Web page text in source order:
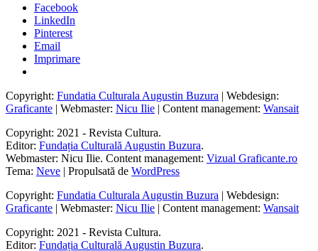
Facebook
LinkedIn
Pinterest
Email
Imprimare
Copyright: Fundatia Culturala Augustin Buzura | Webdesign:
Graficante | Webmaster: Nicu Ilie | Content management: Wansait
Copyright: 2021 - Revista Cultura.
Editor: Fundația Culturală Augustin Buzura.
Webmaster: Nicu Ilie. Content management: Vizual Graficante.ro
Tema: Neve | Propulsată de WordPress
Copyright: Fundatia Culturala Augustin Buzura | Webdesign:
Graficante | Webmaster: Nicu Ilie | Content management: Wansait
Copyright: 2021 - Revista Cultura.
Editor: Fundația Culturală Augustin Buzura.